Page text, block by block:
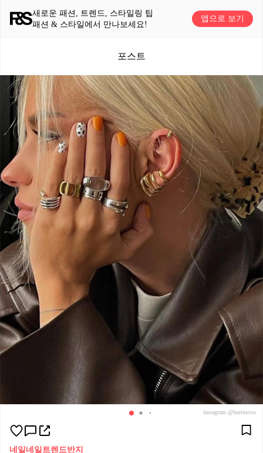
새로운 패션, 트렌드, 스타일링 팁
패션 & 스타일에서 만나보세요!
앱으로 보기
포스트
instagram @burimova
네일 네일트렌드반지